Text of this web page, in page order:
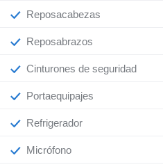
Reposacabezas
Reposabrazos
Cinturones de seguridad
Portaequipajes
Refrigerador
Micrófono